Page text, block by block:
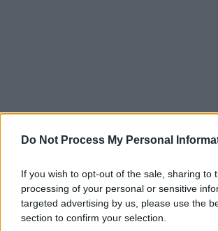
Do Not Process My Personal
If you wish to opt-out of the sale, sharing to
processing of your personal or sensitive
targeted advertising by us, please use the
section to confirm your selection.